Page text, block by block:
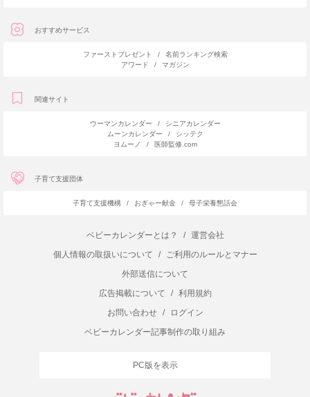
おすすめサービス
ファーストプレゼント /
名前ランキング検索
アワード
/ マガジン
関連サイト
ウーマンカレンダー /
シニアカレンダー
ムーンカレンダー
/
シッテク
ヨムーノ
/ 医師監修.com
子育て支援団体
子育て支援機構 / おぎゃー献金 / 母子栄養懇話会
ベビーカレンダーとは？ /
運営会社
個人情報の取扱いについて
/
ご利用のルールとマナー
外部送信について
広告掲載について
/
利用規約
お問い合わせ
/
ログイン
ベビーカレンダー記事制作の取り組み
PC版を表示